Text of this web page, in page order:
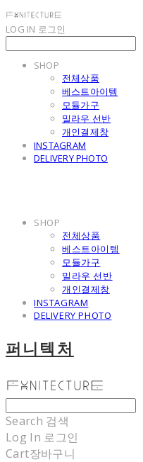
LOG IN 로그인
SHOP
전체상품
베스트아이템
모듈가구
밀라우 선반
개인결제창
INSTAGRAM
DELIVERY PHOTO
SHOP
전체상품
베스트아이템
모듈가구
밀라우 선반
개인결제창
INSTAGRAM
DELIVERY PHOTO
퍼니텍처
Search 검색
Log In 로그인
Cart장바구니